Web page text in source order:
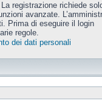
registrazione richiede
avanzate.
Prima di eseguire il login
regole.
dei dati personali